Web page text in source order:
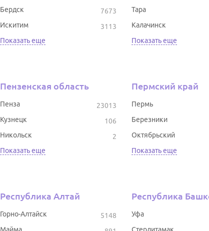
7673
Бердск
3113
Искитим
Показать еще
Тара
Калачинск
Показать еще
Пензенская область
23013
Пенза
106
Кузнецк
2
Никольск
Показать еще
Пермский край
Пермь
Березники
Октябрьский
Показать еще
Республика Алтай
5148
Горно-Алтайск Уфа